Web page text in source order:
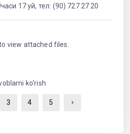
17 уй, тел: (90) 727 27 20
view attached files.
ko'rish
3 4 5